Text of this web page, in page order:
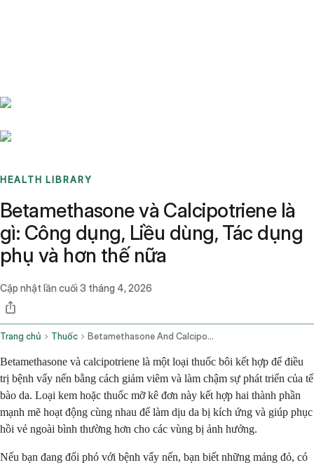
HEALTH LIBRARY
Betamethasone và Calcipotriene là
gì: Công dụng, Liều dùng, Tác dụng
phụ và hơn thế nữa
Cập nhật lần cuối 3 tháng 4, 2026
Trang chủ Thuốc Betamethasone And Calcipotriene Topical Application Route
Betamethasone và calcipotriene là một loại thuốc bôi kết hợp để điều
trị bệnh vẩy nến bằng cách giảm viêm và làm chậm sự phát triển của tế
bào da. Loại kem hoặc thuốc mỡ kê đơn này kết hợp hai thành phần
mạnh mẽ hoạt động cùng nhau để làm dịu da bị kích ứng và giúp phục
hồi vẻ ngoài bình thường hơn cho các vùng bị ảnh hưởng.
Nếu bạn đang đối phó với bệnh vẩy nến, bạn biết những mảng đỏ, có